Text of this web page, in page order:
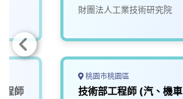
程師
財團法人工業技術研究院
桃園市桃園區
技術部工程師 (汽、機車